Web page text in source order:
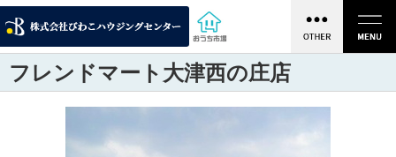
フレンドマート大津西の庄店